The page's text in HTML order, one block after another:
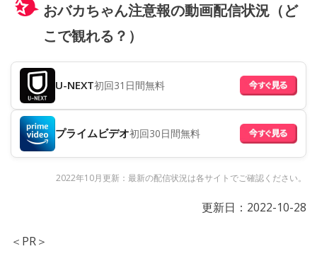
おバカちゃん注意報の動画配信状況（ど
こで観れる？）
U-NEXT初回31日間無料
プライムビデオ初回30日間無料
2022年10月更新：最新の配信状況は各サイトでご確認ください。
更新日： 2022-10-28
＜PR＞